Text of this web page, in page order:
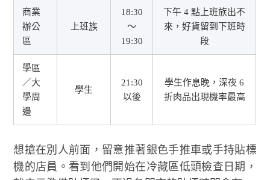
商業
辦公
區
上班族
18:30
～
19:30
下午 4 點上班族出不
來，好貨留到下班時
段
學區
／大
學周
邊
學生
21:30
以後
學生作息晚，深夜 6
折肉品出現機率最高
想搶在別人前面，留意推著銀色手推車或手持貼標
機的店員。看到他們開始在冷藏區低頭檢查日期，